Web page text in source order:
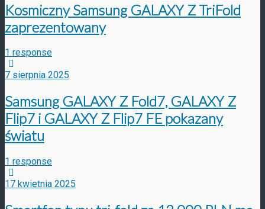
Kosmiczny Samsung GALAXY Z TriFold
zaprezentowany
1 response
7 sierpnia 2025
Samsung GALAXY Z Fold7, GALAXY Z
Flip7 i GALAXY Z Flip7 FE pokazany
światu
1 response
17 kwietnia 2025